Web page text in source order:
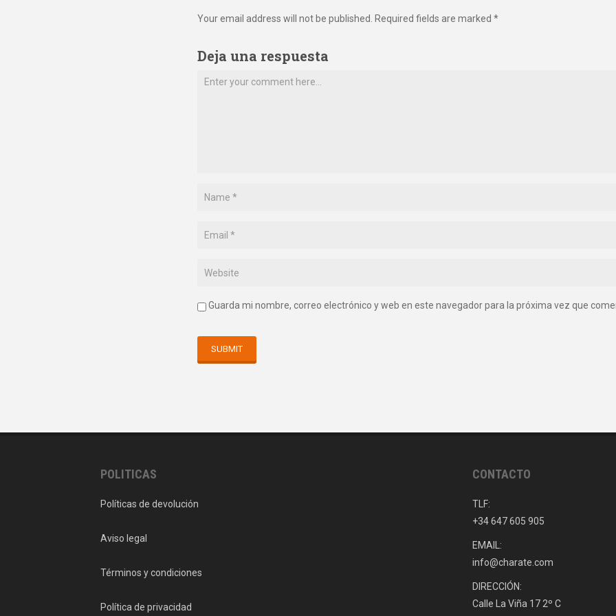
Your email address will not be published. Required fields are marked *
Deja una respuesta
Guarda mi nombre, correo electrónico y web en este navegador para la próxima vez que
POLITICAS
Políticas de devolución
Aviso legal
Términos y condiciones
Política de privacidad
CONTACTO
TLF:
+34 647 605 905
EMAIL:
info@charate.com
DIRECCIÓN:
Calle La Viña 17 2º C